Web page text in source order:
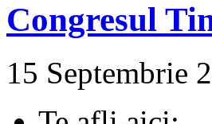
Congresul
15 Septembrie